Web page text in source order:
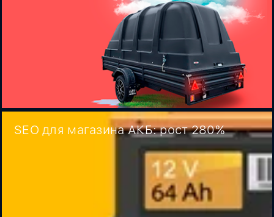
SEO для магазина АКБ: рост 280%